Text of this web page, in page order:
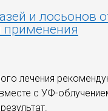
и лосьонов
применения
лечения
с УФ-